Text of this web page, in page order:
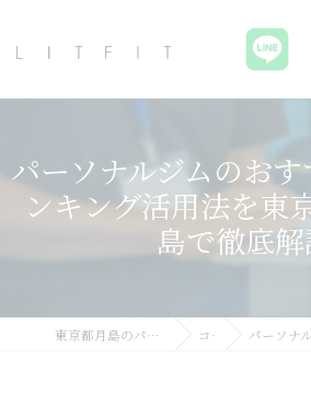
パーソナルジムのお
ンキング活用法を東
島で徹底
東京都月島のパーソナルジムならLIT FIT コラム パーソナルジムのおすす